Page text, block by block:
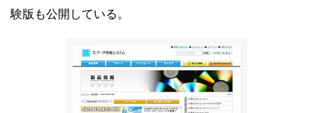
験版も公開している。